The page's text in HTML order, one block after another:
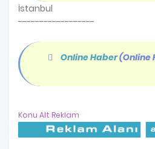
İstanbul
------------------
Online Haber(Online
Konu Alt Reklam